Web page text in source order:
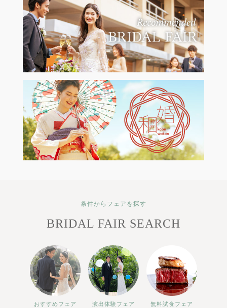
条件からフェアを探す
BRIDAL FAIR SEARCH
おすすめフェア 演出体験フェア 無料試食フェア